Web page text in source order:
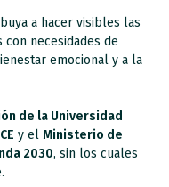
a hacer visibles las
con necesidades de
emocional y a la
de la Universidad
y el Ministerio de
2030, sin los cuales